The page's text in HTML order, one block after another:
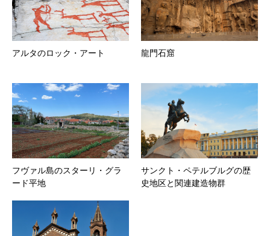
アルタのロック・アート 龍門石窟
フヴァル島のスターリ・グラ
ード平地
サンクト・ペテルブルグの歴
史地区と関連建造物群